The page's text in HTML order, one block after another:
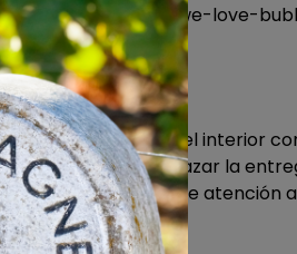
en arthur (arroba) we-love-
comprobar tanto el interior
lo mejor es rechazar la
nuestro equipo de atención